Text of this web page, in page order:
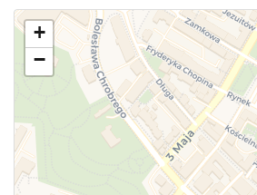
Użyj tego formularza aby
zmianach w powyższym
+
−